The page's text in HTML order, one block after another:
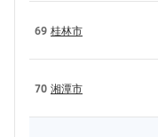
69 桂林市
70 湘潭市